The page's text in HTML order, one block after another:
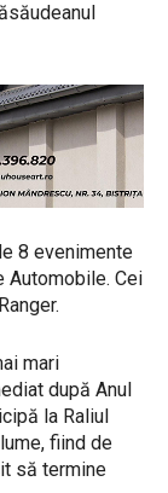
8 evenimente
Automobile. Cei
mari
după Anul
la Raliul
fiind de
să termine